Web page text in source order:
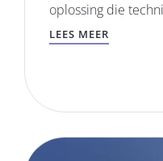
oplossing die
LEES MEER